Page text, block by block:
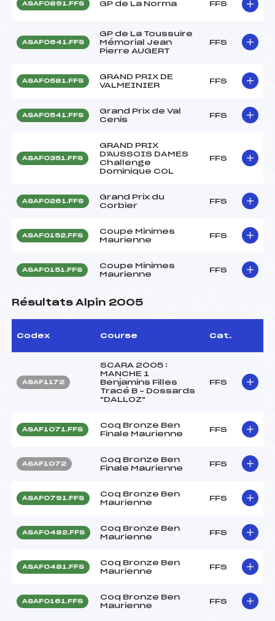
ASAF0891.FFS GP de La Norma FFS
ASAF0641.FFS
GP de La Toussuire
Mémorial Jean
Pierre AUGERT
FFS
ASAF0581.FFS
GRAND PRIX DE
VALMEINIER
FFS
ASAF0541.FFS
Grand Prix de Val
Cenis
FFS
ASAF0351.FFS
GRAND PRIX
D'AUSSOIS DAMES
Challenge
Dominique COL
FFS
ASAF0261.FFS
Grand Prix du
Corbier
FFS
ASAF0152.FFS
Coupe Minimes
Maurienne
FFS
ASAF0151.FFS
Coupe Minimes
Maurienne
FFS
Résultats Alpin 2005
Codex Course Cat.
ASAF1172
SCARA 2005 :
MANCHE 1
Benjamins Filles
Tracé B – Dossards
"DALLOZ"
FFS
ASAF1071.FFS
Coq Bronze Ben
Finale Maurienne
FFS
ASAF1072
Coq Bronze Ben
Finale Maurienne
FFS
ASAF0791.FFS
Coq Bronze Ben
Maurienne
FFS
ASAF0482.FFS
Coq Bronze Ben
Maurienne
FFS
ASAF0481.FFS
Coq Bronze Ben
Maurienne
FFS
ASAF0161.FFS
Coq Bronze Ben
Maurienne
FFS